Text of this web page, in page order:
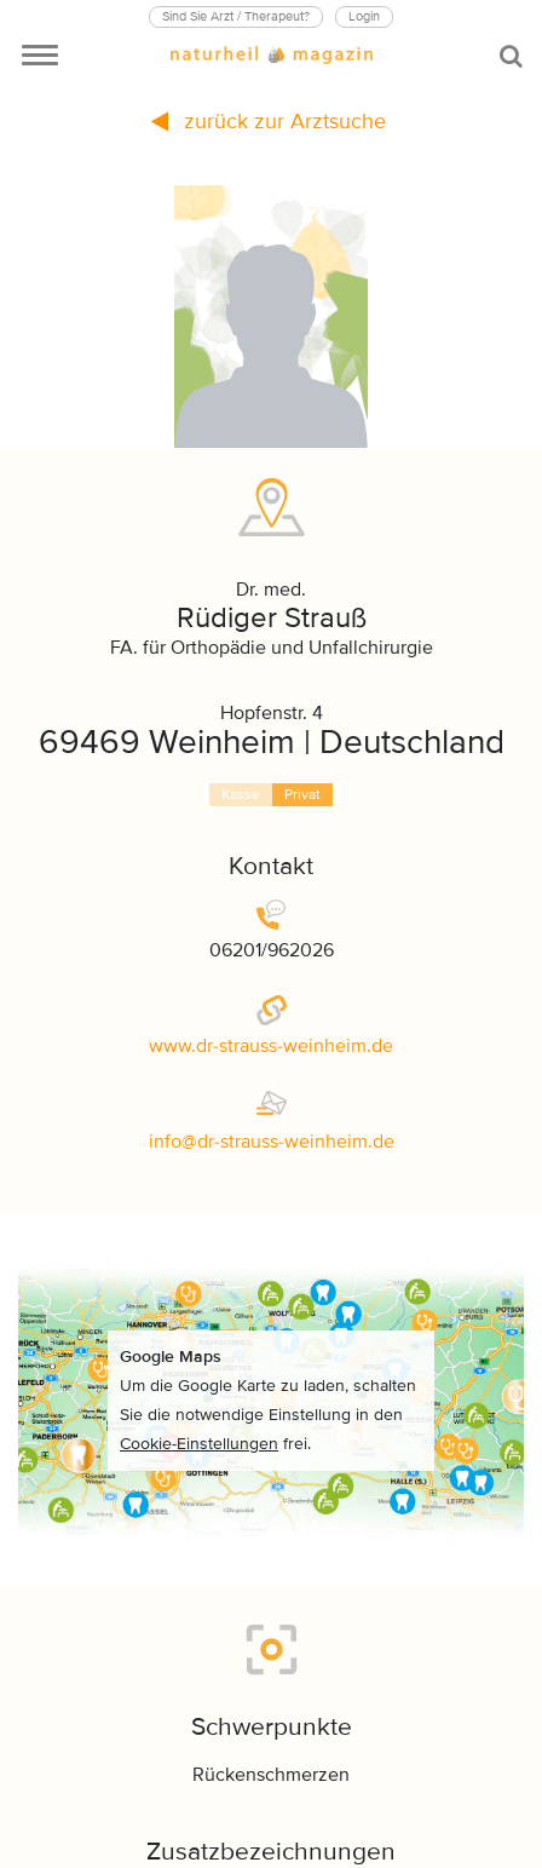
Sind Sie Arzt / Therapeut? Login
zurück zur Arztsuche
Dr. med.
Rüdiger Strauß
FA. für Orthopädie und Unfallchirurgie
Hopfenstr. 4
69469 Weinheim | Deutschland
Kasse Privat
Kontakt
06201/962026
www.dr-strauss-weinheim.de
info@dr-strauss-weinheim.de
Google Maps
Um die Google Karte zu laden, schalten
Sie die notwendige Einstellung in den
Cookie-Einstellungen frei.
Schwerpunkte
Rückenschmerzen
Zusatzbezeichnungen